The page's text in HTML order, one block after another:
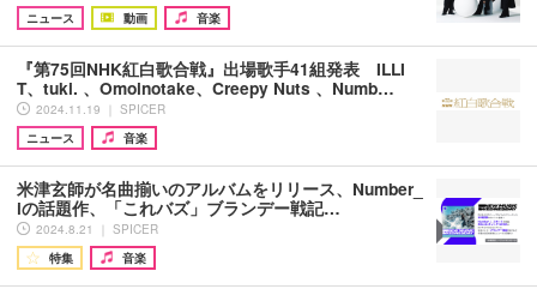
ニュース
動画 音楽
『第75回NHK紅白歌合戦』出場歌手41組発表 ILLI
T、tuki. 、Omoinotake、Creepy Nuts 、Numb…
2024.11.19 ｜ SPICER
ニュース
音楽
米津玄師が名曲揃いのアルバムをリリース、Number_
iの話題作、「これバズ」ブランデー戦記…
2024.8.21 ｜ SPICER
特集
音楽